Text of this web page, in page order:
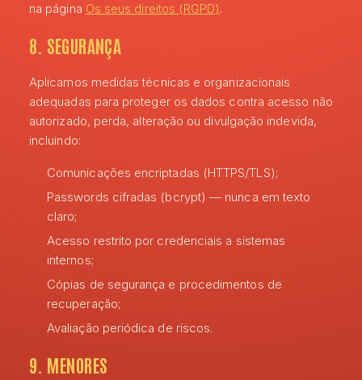
na página Os seus direitos (RGPD).
8. SEGURANÇA
Aplicamos medidas técnicas e organizacionais
adequadas para proteger os dados contra acesso não
autorizado, perda, alteração ou divulgação indevida,
incluindo:
Comunicações encriptadas (HTTPS/TLS);
Passwords cifradas (bcrypt) — nunca em texto
claro;
Acesso restrito por credenciais a sistemas
internos;
Cópias de segurança e procedimentos de
recuperação;
Avaliação periódica de riscos.
9. MENORES